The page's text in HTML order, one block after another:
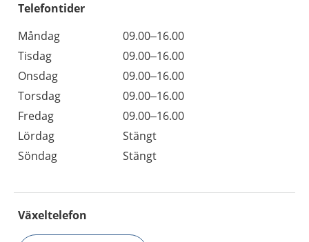
Telefontider
Måndag
09.00–16.00
Tisdag
09.00–16.00
Onsdag
09.00–16.00
Torsdag
09.00–16.00
Fredag
09.00–16.00
Lördag
Stängt
Söndag
Stängt
Växeltelefon